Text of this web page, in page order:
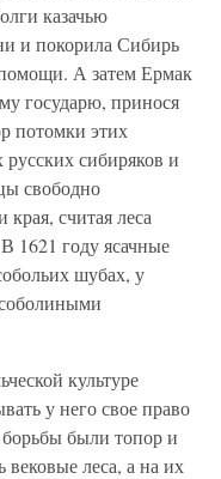
казачью
и покорила Сибирь
А затем Ермак
государю, принося
потомки этих
сибиряков и
свободно
считая леса
1621 году ясачные
шубах, у
культуре
у него свое право
были топор и
леса, а на их